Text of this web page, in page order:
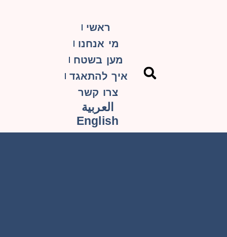
ראשי
מי אנחנו
מען בשטח
איך להתאגד
צרו קשר
العربية
English